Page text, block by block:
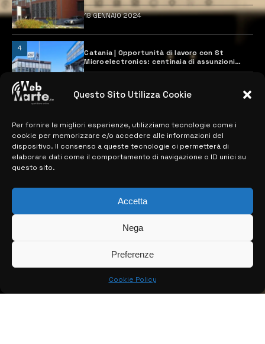
Questo Sito Utilizza Cookie
Per fornire le migliori esperienze, utilizziamo tecnologie come i
cookie per memorizzare e/o accedere alle informazioni del
dispositivo. Il consenso a queste tecnologie ci permetterà di
elaborare dati come il comportamento di navigazione o ID unici su
questo sito.
Accetta
Nega
Preferenze
Cookie Policy
18 GENNAIO 2024
4
Catania | Opportunità di lavoro con St
Microelectronics: centinaia di assunzioni
previste
MAPPA DEL SITO
> NOTIZIE